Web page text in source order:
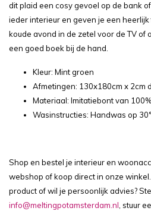
dit plaid een cosy gevoel op de bank
ieder interieur en geven je een
koude avond in de zetel voor de TV of
een goed boek bij de hand.
Kleur: Mint groen
Afmetingen: 130x180cm x 2cm
Materiaal: Imitatiebont van
Wasinstructies: Handwas op
Shop en bestel je interieur en
webshop of koop direct in onze
product of wil je persoonlijk advies?
info@meltingpotamsterdam.nl, stuur